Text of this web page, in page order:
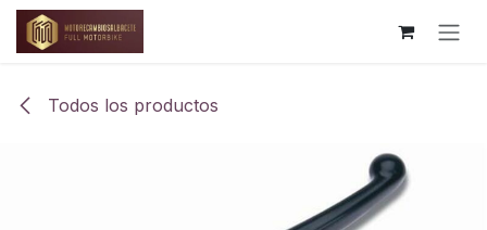
Ir al contenido
Todos los productos